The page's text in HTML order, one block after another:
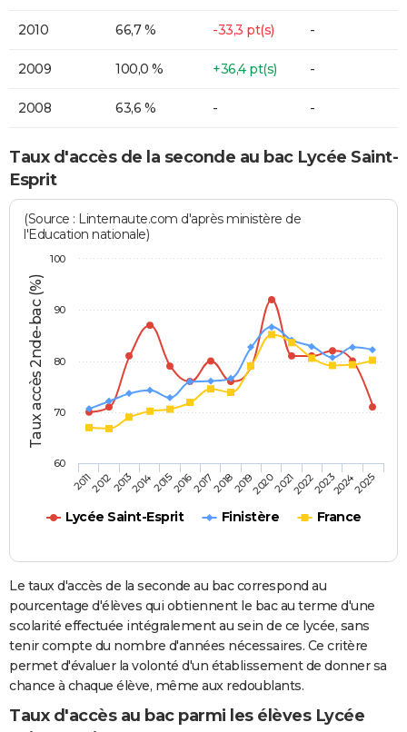
2010 66,7 % -33,3 pt(s) -
2009 100,0 % +36,4 pt(s) -
2008 63,6 % - -
Taux d'accès de la seconde au bac Lycée Saint-
Esprit
Taux accès 2nde-bac (%)
(Source : Linternaute.com d'après ministère de
l'Education nationale)
Lycée Saint-Esprit Finistère France
201120122013201420152016201720182019202020212022202320242025
60
70
80
90
100
Le taux d'accès de la seconde au bac correspond au
pourcentage d'élèves qui obtiennent le bac au terme d'une
scolarité effectuée intégralement au sein de ce lycée, sans
tenir compte du nombre d'années nécessaires. Ce critère
permet d'évaluer la volonté d'un établissement de donner sa
chance à chaque élève, même aux redoublants.
Taux d'accès au bac parmi les élèves Lycée